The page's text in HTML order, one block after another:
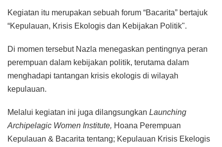
Kegiatan itu merupakan sebuah forum “Bacarita” bertajuk
“Kepulauan, Krisis Ekologis dan Kebijakan Politik".
Di momen tersebut Nazla menegaskan pentingnya peran
perempuan dalam kebijakan politik, terutama dalam
menghadapi tantangan krisis ekologis di wilayah
kepulauan.
Melalui kegiatan ini juga dilangsungkan Launching
Archipelagic Women Institute, Hoana Perempuan
Kepulauan & Bacarita tentang; Kepulauan Krisis Ekelogis